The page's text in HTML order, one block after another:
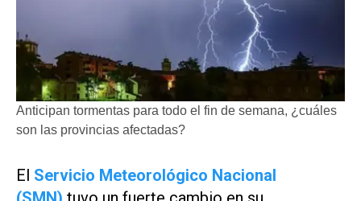
Anticipan tormentas para todo el fin de semana, ¿cuáles
son las provincias afectadas?
El Servicio Meteorológico Nacional